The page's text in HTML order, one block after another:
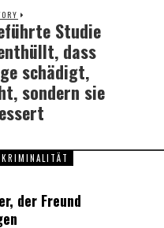
Studie
dass
schädigt,
sondern sie
der Freund